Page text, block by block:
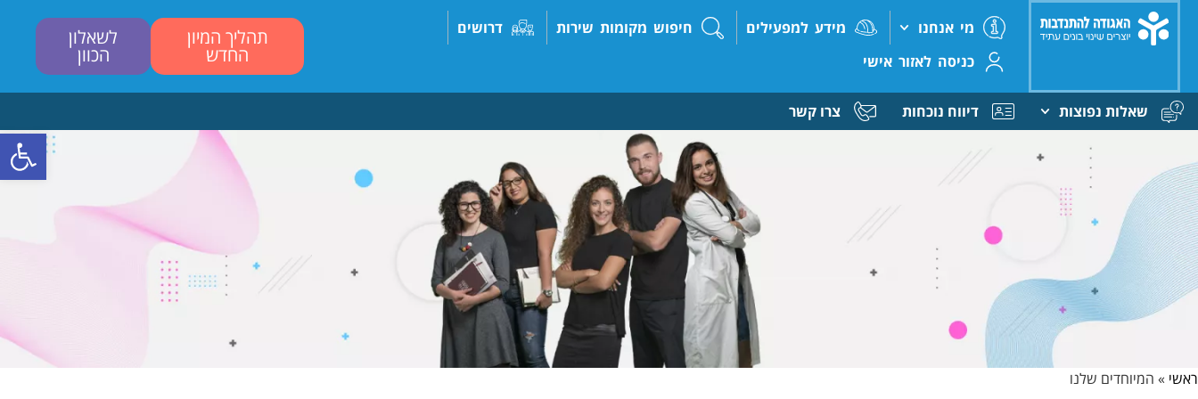
פתח
מי אנחנו מידע למפעילים חיפוש מקומות שירות
דרושים
כניסה לאזור אישי
תהליך המיון
החדש
לשאלון
הכוון
שאלות נפוצות דיווח נוכחות צרו קשר
ראשי » המיוחדים שלנו